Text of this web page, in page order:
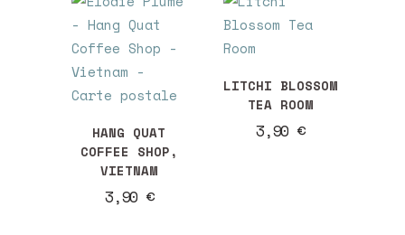
HANG QUAT
COFFEE SHOP,
VIETNAM
3,90 €
LITCHI BLOSSOM
TEA ROOM
3,90 €